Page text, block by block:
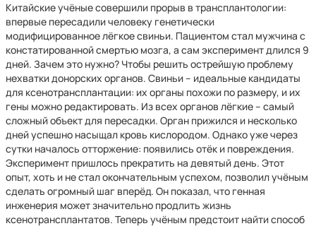
Китайские учёные совершили прорыв в трансплантологии:
впервые пересадили человеку генетически
модифицированное лёгкое свиньи. Пациентом стал мужчина с
констатированной смертью мозга, а сам эксперимент длился 9
дней. Зачем это нужно? Чтобы решить острейшую проблему
нехватки донорских органов. Свиньи – идеальные кандидаты
для ксенотрансплантации: их органы похожи по размеру, и их
гены можно редактировать. Из всех органов лёгкие – самый
сложный объект для пересадки. Орган прижился и несколько
дней успешно насыщал кровь кислородом. Однако уже через
сутки началось отторжение: появились отёк и повреждения.
Эксперимент пришлось прекратить на девятый день. Этот
опыт, хоть и не стал окончательным успехом, позволил учёным
сделать огромный шаг вперёд. Он показал, что генная
инженерия может значительно продлить жизнь
ксенотрансплантатов. Теперь учёным предстоит найти способ